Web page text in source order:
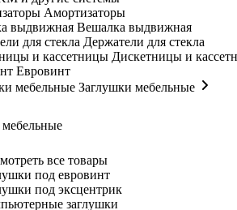
Амортизаторы
Вешалка выдвижная
Держатели для стекла
Дискетницы и
Евровинт
Заглушки мебельные
все товары
под евровинт
под эксцентрик
заглушки